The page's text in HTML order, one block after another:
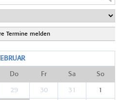
Termine melden
Do Fr Sa So
29 30 31 1